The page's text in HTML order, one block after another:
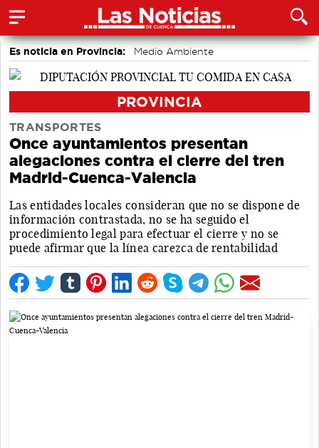
Es noticia en Provincia:
Medio Ambiente
accidentes laborales
PROVINCIA
TRANSPORTES
Once ayuntamientos presentan
alegaciones contra el cierre del tren
Madrid-Cuenca-Valencia
Las entidades locales consideran que no se dispone de
información contrastada, no se ha seguido el
procedimiento legal para efectuar el cierre y no se
puede afirmar que la línea carezca de rentabilidad